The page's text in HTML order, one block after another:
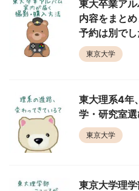
東大卒業ア
内容をまと
予約は別でし
東京大学
東大理系4年
学・研究室
東京大学
東京大学理